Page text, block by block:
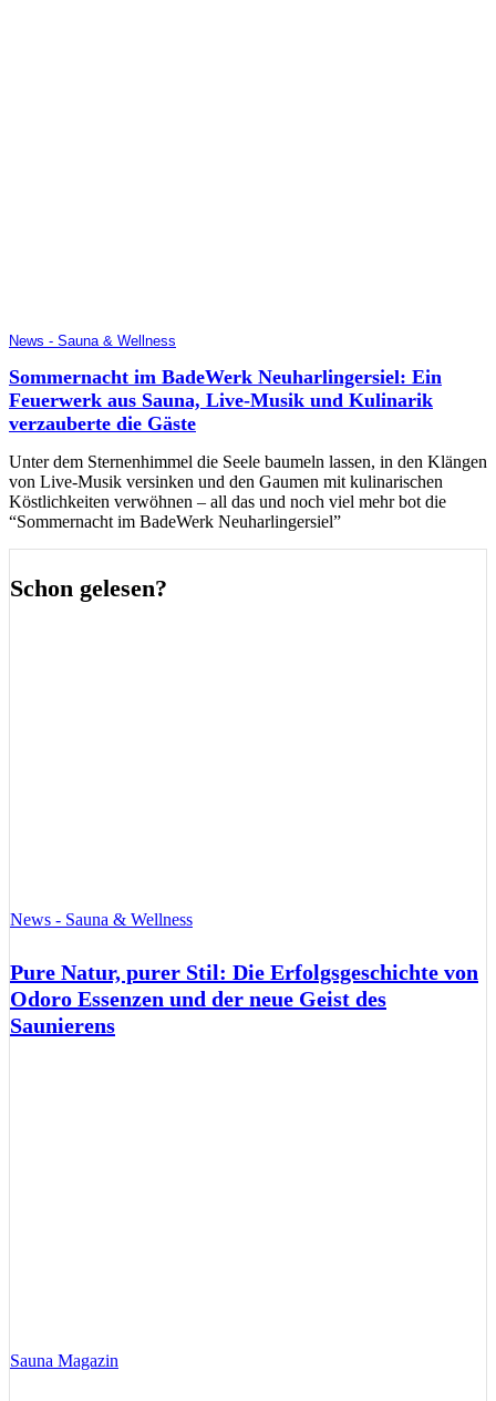
News - Sauna & Wellness
Sommernacht im BadeWerk Neuharlingersiel: Ein
Feuerwerk aus Sauna, Live-Musik und Kulinarik
verzauberte die Gäste
Unter dem Sternenhimmel die Seele baumeln lassen, in den Klängen
von Live-Musik versinken und den Gaumen mit kulinarischen
Köstlichkeiten verwöhnen – all das und noch viel mehr bot die
“Sommernacht im BadeWerk Neuharlingersiel”
Schon gelesen?
News - Sauna & Wellness
Pure Natur, purer Stil: Die Erfolgsgeschichte von
Odoro Essenzen und der neue Geist des
Saunierens
Sauna Magazin